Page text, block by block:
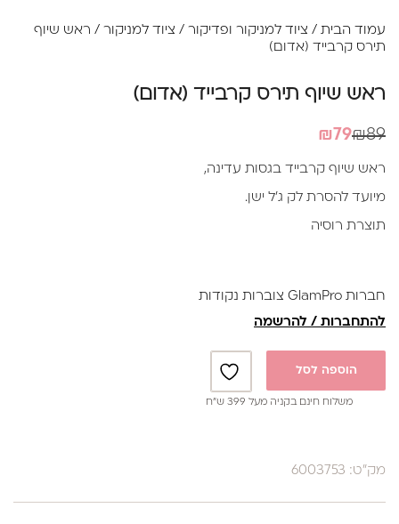
עמוד הבית / ציוד למניקור ופדיקור / ציוד למניקור / ראש שיוף
תירס קרבייד (אדום)
ראש שיוף תירס קרבייד (אדום)
₪89
המחיר
₪89.
₪79
המחיר
₪79.
ראש שיוף קרבייד בגסות עדינה,
מיועד להסרת לק ג'ל ישן.
תוצרת רוסיה
חברות GlamPro צוברות נקודות
להתחברות / להרשמה
הוספה לסל
משלוח חינם בקניה מעל 399 ש”ח
מק"ט: 6003753